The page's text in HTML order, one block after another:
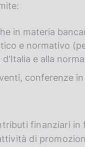
in materia
e normativo
e alla
conferenze
finanziari
di